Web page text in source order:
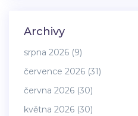
Archivy
srpna 2026 (9)
července 2026 (31)
června 2026 (30)
května 2026 (30)